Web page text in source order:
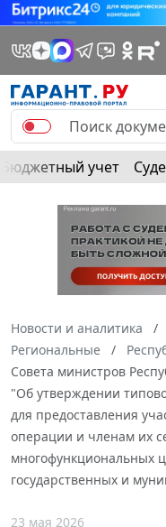
Бюджетный учет
Новости и аналитика
Региональные
Совета министров
"Об утверждении
для предоставления
операции и членам их
многофункциональных
государственных и
23 мая 2026